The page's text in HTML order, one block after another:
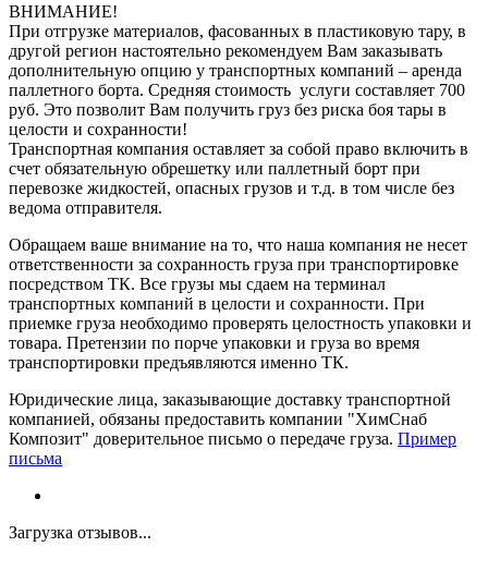
ВНИМАНИЕ!
При отгрузке материалов, фасованных в пластиковую тару, в
другой регион настоятельно рекомендуем Вам заказывать
дополнительную опцию у транспортных компаний – аренда
паллетного борта. Средняя стоимость услуги составляет 700
руб. Это позволит Вам получить груз без риска боя тары в
целости и сохранности!
Транспортная компания оставляет за собой право включить в
счет обязательную обрешетку или паллетный борт при
перевозке жидкостей, опасных грузов и т.д. в том числе без
ведома отправителя.
Обращаем ваше внимание на то, что наша компания не несет
ответственности за сохранность груза при транспортировке
посредством ТК. Все грузы мы сдаем на терминал
транспортных компаний в целости и сохранности. При
приемке груза необходимо проверять целостность упаковки и
товара. Претензии по порче упаковки и груза во время
транспортировки предъявляются именно ТК.
Юридические лица, заказывающие доставку транспортной
компанией, обязаны предоставить компании "ХимСнаб
Композит" доверительное письмо о передаче груза. Пример
письма
Загрузка отзывов...